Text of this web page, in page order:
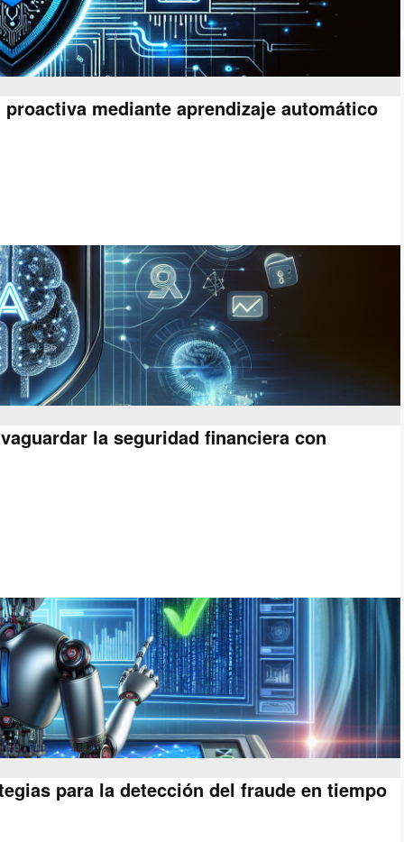
mediante aprendizaje automático
la seguridad financiera con
para la detección del fraude en tiempo